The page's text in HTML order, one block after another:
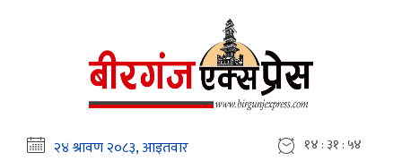
१४ : ३१ : ५५